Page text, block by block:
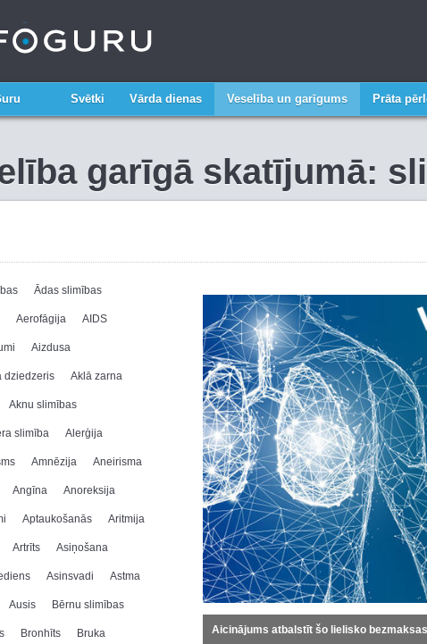
Svētki Vārda dienas Veselība un garīgums Prāta
garīgā skatījumā:
Ādas slimības
Aerofāgija AIDS
Aizdusa
dziedzeris Aklā zarna
Aknu slimības
slimība Alerģija
Amnēzija Aneirisma
Angīna Anoreksija
Aptaukošanās Aritmija
Artrīts Asiņošana
Asinsvadi Astma
Ausis Bērnu slimības
Bronhīts Bruka
Aicinājums atbalstīt šo lielisko